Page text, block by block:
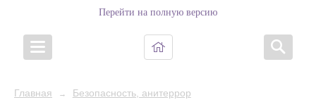
Перейти на полную версию
Главная →
Безопасность, анитеррор